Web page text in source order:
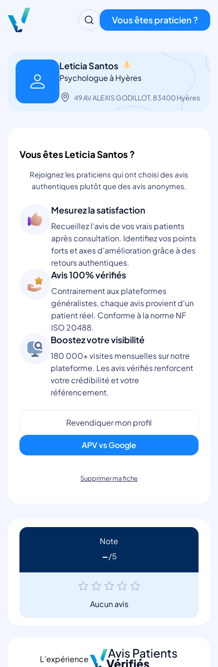
Vous êtes praticien ?
Leticia Santos
Psychologue à Hyères
49 AV ALEXIS GODILLOT, 83400 Hyères
Vous êtes Leticia Santos ?
Rejoignez les praticiens qui ont choisi des avis
authentiques plutôt que des avis anonymes.
Mesurez la satisfaction
Recueillez l'avis de vos vrais patients
après consultation. Identifiez vos points
forts et axes d'amélioration grâce à des
retours authentiques.
Avis 100% vérifiés
Contrairement aux plateformes
généralistes, chaque avis provient d'un
patient réel. Conforme à la norme NF
ISO 20488.
Boostez votre visibilité
180 000+ visites mensuelles sur notre
plateforme. Les avis vérifiés renforcent
votre crédibilité et votre
référencement.
Revendiquer mon profil
APV vs Google
Supprimer ma fiche
Note
-
Aucun avis
L’expérience